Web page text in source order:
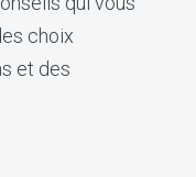
choix
et des